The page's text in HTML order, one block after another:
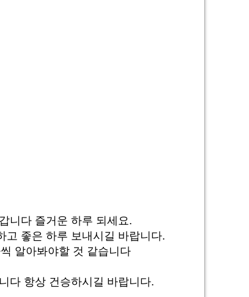
니다 즐거운 하루 되세요.
고 좋은 하루 보내시길 바랍니다.
알아봐야할 것 같습니다
다 항상 건승하시길 바랍니다.